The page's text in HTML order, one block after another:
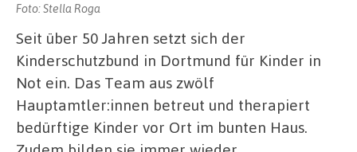
Foto: Stella Roga
Seit über 50 Jahren setzt sich der
Kinderschutzbund in Dortmund für Kinder in
Not ein. Das Team aus zwölf
Hauptamtler:innen betreut und therapiert
bedürftige Kinder vor Ort im bunten Haus.